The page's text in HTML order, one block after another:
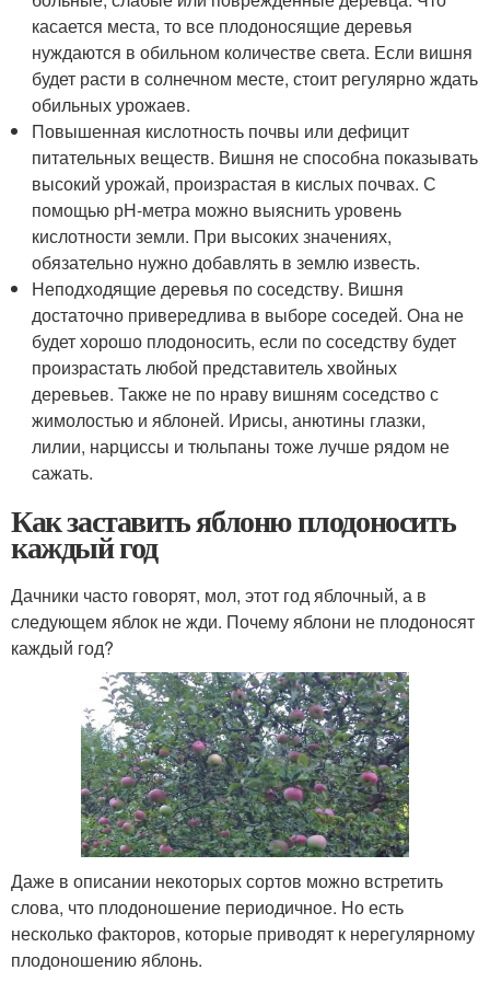
касается места, то все плодоносящие деревья
нуждаются в обильном количестве света. Если вишня
будет расти в солнечном месте, стоит регулярно ждать
обильных урожаев.
Повышенная кислотность почвы или дефицит
питательных веществ. Вишня не способна показывать
высокий урожай, произрастая в кислых почвах. С
помощью рН-метра можно выяснить уровень
кислотности земли. При высоких значениях,
обязательно нужно добавлять в землю известь.
Неподходящие деревья по соседству. Вишня
достаточно привередлива в выборе соседей. Она не
будет хорошо плодоносить, если по соседству будет
произрастать любой представитель хвойных
деревьев. Также не по нраву вишням соседство с
жимолостью и яблоней. Ирисы, анютины глазки,
лилии, нарциссы и тюльпаны тоже лучше рядом не
сажать.
Как заставить яблоню плодоносить
каждый год
Дачники часто говорят, мол, этот год яблочный, а в
следующем яблок не жди. Почему яблони не плодоносят
каждый год?
Даже в описании некоторых сортов можно встретить
слова, что плодоношение периодичное. Но есть
несколько факторов, которые приводят к нерегулярному
плодоношению яблонь.